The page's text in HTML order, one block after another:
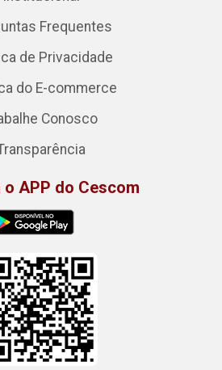
Frequentes
de Privacidade
do E-commerce
Conosco
o APP do Cescom